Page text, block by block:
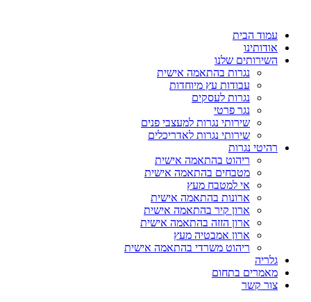
עמוד הבית
אודותינו
השירותים שלנו
נגרות בהתאמה אישית
עבודות עץ מיוחדות
נגרות לעסקים
נגר פרטי
שירותי נגרות למעצבי פנים
שירותי נגרות לאדריכלים
רהיטי נגרות
ריהוט בהתאמה אישית
מטבחים בהתאמה אישית
אי למטבח מעץ
ארונות בהתאמה אישית
ארון קיר בהתאמה אישית
ארון הזזה בהתאמה אישית
ארון אמבטיה מעץ
ריהוט משרדי בהתאמה אישית
גלריה
מאמרים בתחום
צור קשר